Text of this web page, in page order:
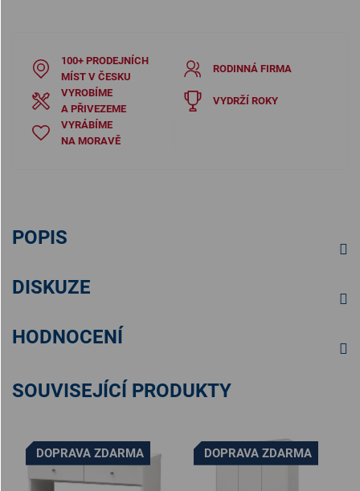
100+ PRODEJNÍCH
MÍST V ČESKU
RODINNÁ FIRMA
VYROBÍME
A PŘIVEZEME
VYDRŽÍ ROKY
VYRÁBÍME
NA MORAVĚ
POPIS
DISKUZE
HODNOCENÍ
SOUVISEJÍCÍ PRODUKTY
DOPRAVA ZDARMA DOPRAVA ZDARMA